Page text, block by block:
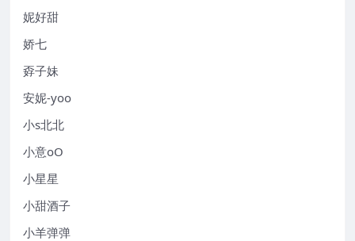
妮好甜
娇七
孬子妹
安妮-yoo
小s北北
小意oO
小星星
小甜酒子
小羊弹弹